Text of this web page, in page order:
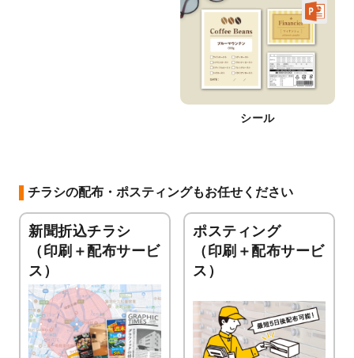
シール
チラシの配布・ポスティングもお任せください
新聞折込チラシ
（印刷＋配布サービ
ス）
ポスティング
（印刷＋配布サービ
ス）